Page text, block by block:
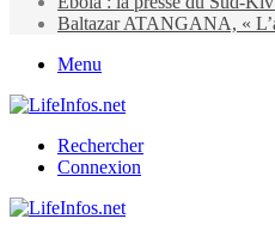
Baltazar ATANGANA, «
Menu
Rechercher
Connexion